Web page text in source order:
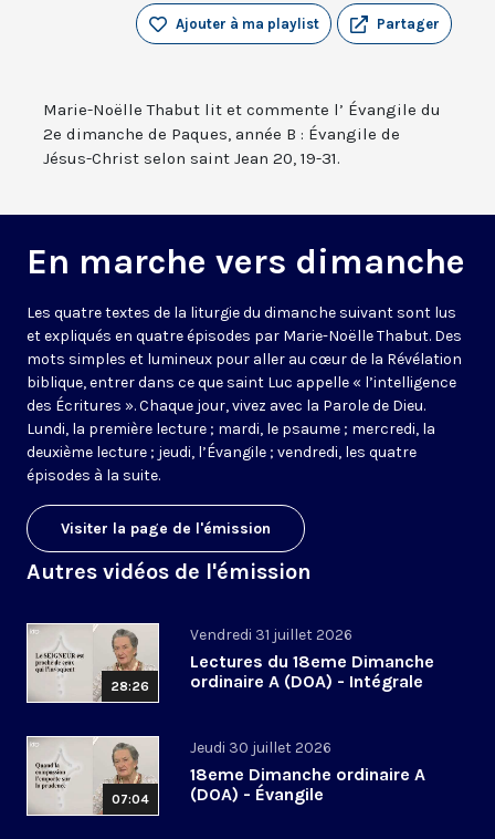
Partager
Ajouter à ma playlist
Marie-Noëlle Thabut lit et commente l’ Évangile du
2e dimanche de Paques, année B : Évangile de
Jésus-Christ selon saint Jean 20, 19-31.
En marche vers dimanche
Les quatre textes de la liturgie du dimanche suivant sont lus
et expliqués en quatre épisodes par Marie-Noëlle Thabut. Des
mots simples et lumineux pour aller au cœur de la Révélation
biblique, entrer dans ce que saint Luc appelle « l’intelligence
des Écritures ». Chaque jour, vivez avec la Parole de Dieu.
Lundi, la première lecture ; mardi, le psaume ; mercredi, la
deuxième lecture ; jeudi, l’Évangile ; vendredi, les quatre
épisodes à la suite.
Visiter la page de l'émission
Autres vidéos de l'émission
28:26
Vendredi 31 juillet 2026
Lectures du 18eme Dimanche
ordinaire A (DOA) - Intégrale
07:04
Jeudi 30 juillet 2026
18eme Dimanche ordinaire A
(DOA) - Évangile